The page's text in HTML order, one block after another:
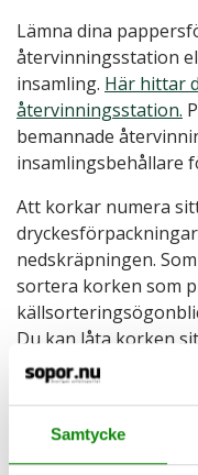
Samtycke
Lämna dina
återvinningsstation
insamling. Här hittar
återvinningsstation.
bemannade
insamlingsbehållare
Att korkar numera
nedskräpningen.
sortera korken som
Du kan låta korken
då blir den inte
förbränning på
Tänk på att
läggas i behållaren